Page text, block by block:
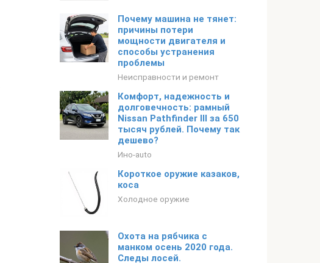
Почему машина не тянет:
причины потери
мощности двигателя и
способы устранения
проблемы
Неисправности и ремонт
Комфорт, надежность и
долговечность: рамный
Nissan Pathfinder Ⅲ за 650
тысяч рублей. Почему так
дешево?
Ино-auto
Короткое оружие казаков,
коса
Холодное оружие
Охота на рябчика с
манком осень 2020 года.
Следы лосей.